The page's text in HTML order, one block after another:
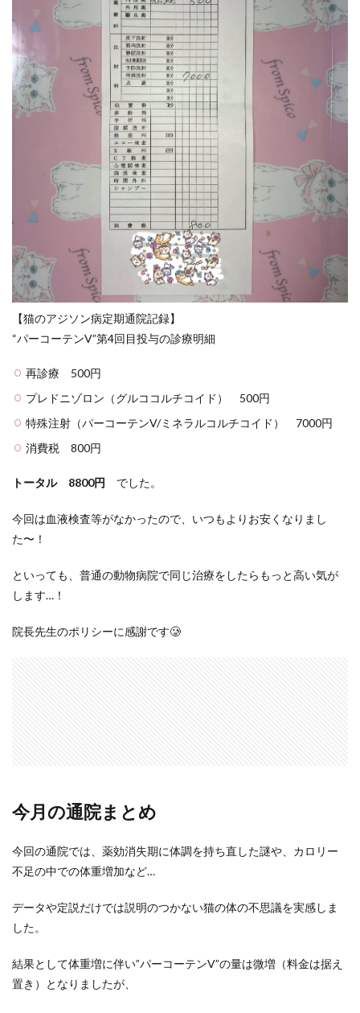
【猫のアジソン病定期通院記録】
“パーコーテンV”第4回目投与の診療明細
再診療 500円
プレドニゾロン（グルココルチコイド） 500円
特殊注射（パーコーテンV/ミネラルコルチコイド） 7000円
消費税 800円
トータル 8800円 でした。
今回は血液検査等がなかったので、いつもよりお安くなりまし
た〜！
といっても、普通の動物病院で同じ治療をしたらもっと高い気が
します…！
院長先生のポリシーに感謝です🥲
今月の通院まとめ
今回の通院では、薬効消失期に体調を持ち直した謎や、カロリー
不足の中での体重増加など…
データや定説だけでは説明のつかない猫の体の不思議を実感しま
した。
結果として体重増に伴い”パーコーテンV”の量は微増（料金は据え
置き）となりましたが、